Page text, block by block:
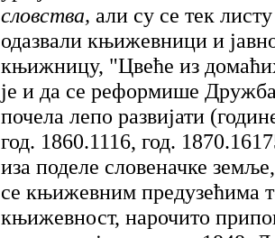
словства, али су се тек
одазвали књижевници и
књижницу, "Цвеће из
је и да се реформише
почела лепо развијати
год. 1860.1116, год.
иза поделе словеначке
се књижевним предузећима
књижевност, нарочито